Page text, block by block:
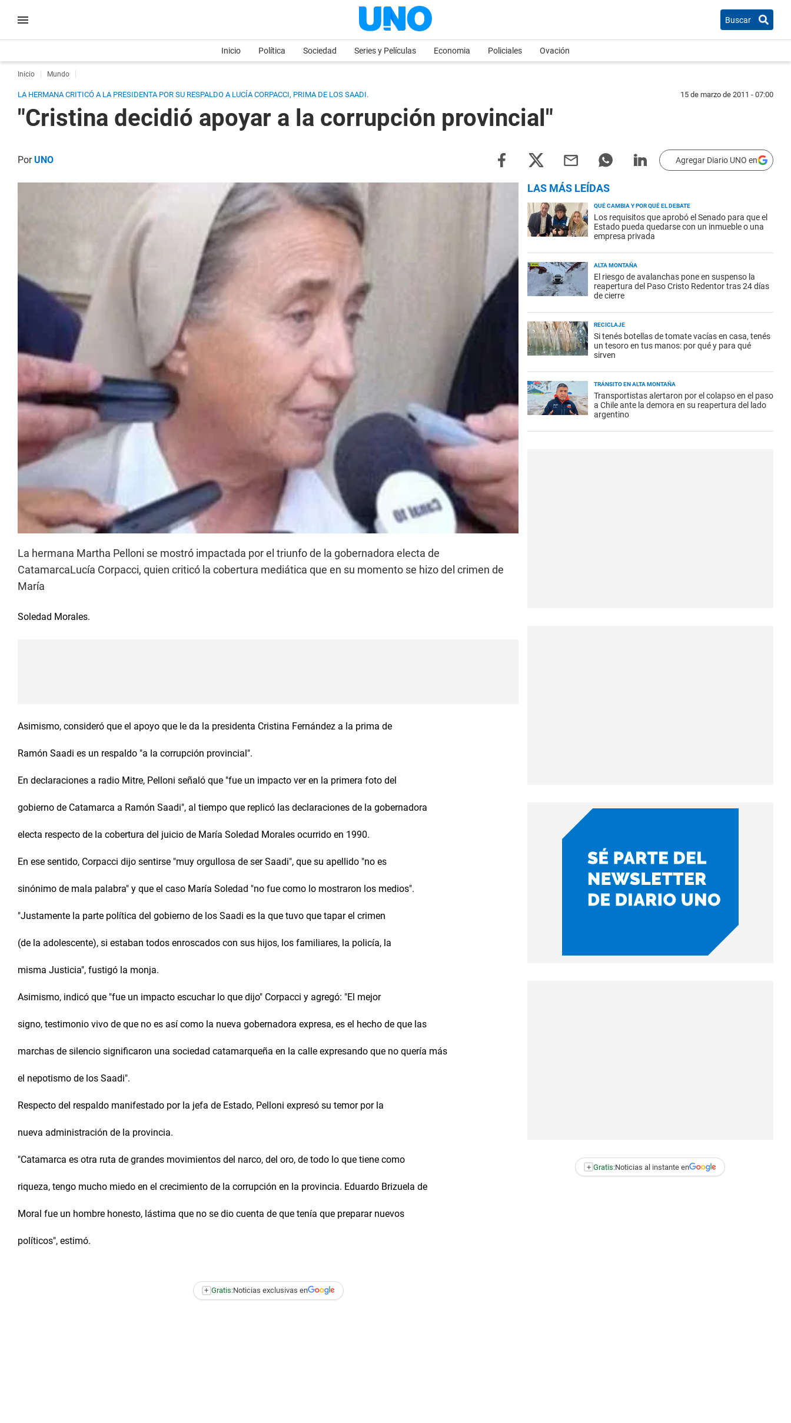
Buscar
Inicio Política Sociedad Series y Películas Economia Policiales Ovación
Inicio Mundo
LA HERMANA CRITICÓ A LA PRESIDENTA POR SU RESPALDO A LUCÍA CORPACCI, PRIMA DE LOS SAADI. 15 de marzo de 2011 - 07:00
"Cristina decidió apoyar a la corrupción provincial"
PorUNO Agregar Diario UNO en
La hermana Martha Pelloni se mostró impactada por el triunfo de la gobernadora electa de
CatamarcaLucía Corpacci, quien criticó la cobertura mediática que en su momento se hizo del crimen de
María
Soledad Morales.
Asimismo, consideró que el apoyo que le da la presidenta Cristina Fernández a la prima de
Ramón Saadi es un respaldo "a la corrupción provincial".
En declaraciones a radio Mitre, Pelloni señaló que "fue un impacto ver en la primera foto del
gobierno de Catamarca a Ramón Saadi", al tiempo que replicó las declaraciones de la gobernadora
electa respecto de la cobertura del juicio de María Soledad Morales ocurrido en 1990.
En ese sentido, Corpacci dijo sentirse "muy orgullosa de ser Saadi", que su apellido "no es
sinónimo de mala palabra" y que el caso María Soledad "no fue como lo mostraron los medios".
"Justamente la parte política del gobierno de los Saadi es la que tuvo que tapar el crimen
(de la adolescente), si estaban todos enroscados con sus hijos, los familiares, la policía, la
misma Justicia", fustigó la monja.
Asimismo, indicó que "fue un impacto escuchar lo que dijo" Corpacci y agregó: "El mejor
signo, testimonio vivo de que no es así como la nueva gobernadora expresa, es el hecho de que las
marchas de silencio significaron una sociedad catamarqueña en la calle expresando que no quería más
el nepotismo de los Saadi".
Respecto del respaldo manifestado por la jefa de Estado, Pelloni expresó su temor por la
nueva administración de la provincia.
"Catamarca es otra ruta de grandes movimientos del narco, del oro, de todo lo que tiene como
riqueza, tengo mucho miedo en el crecimiento de la corrupción en la provincia. Eduardo Brizuela de
Moral fue un hombre honesto, lástima que no se dio cuenta de que tenía que preparar nuevos
políticos", estimó.
+ Gratis:Noticias exclusivas en
LAS MÁS LEÍDAS
QUÉ CAMBIA Y POR QUÉ EL DEBATE
Los requisitos que aprobó el Senado para que el
Estado pueda quedarse con un inmueble o una
empresa privada
ALTA MONTAÑA
El riesgo de avalanchas pone en suspenso la
reapertura del Paso Cristo Redentor tras 24 días
de cierre
RECICLAJE
Si tenés botellas de tomate vacías en casa, tenés
un tesoro en tus manos: por qué y para qué
sirven
TRÁNSITO EN ALTA MONTAÑA
Transportistas alertaron por el colapso en el paso
a Chile ante la demora en su reapertura del lado
argentino
+ Gratis:Noticias al instante en